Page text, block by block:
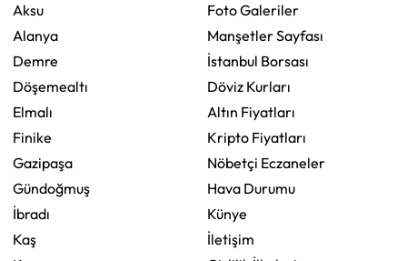
Aksu
Alanya
Demre
Döşemealtı
Elmalı
Finike
Gazipaşa
Gündoğmuş
İbradı
Kaş
Foto Galeriler
Manşetler Sayfası
İstanbul Borsası
Döviz Kurları
Altın Fiyatları
Kripto Fiyatları
Nöbetçi Eczaneler
Hava Durumu
Künye
İletişim